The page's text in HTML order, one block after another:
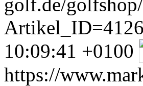
10:09:41 +0100
https://